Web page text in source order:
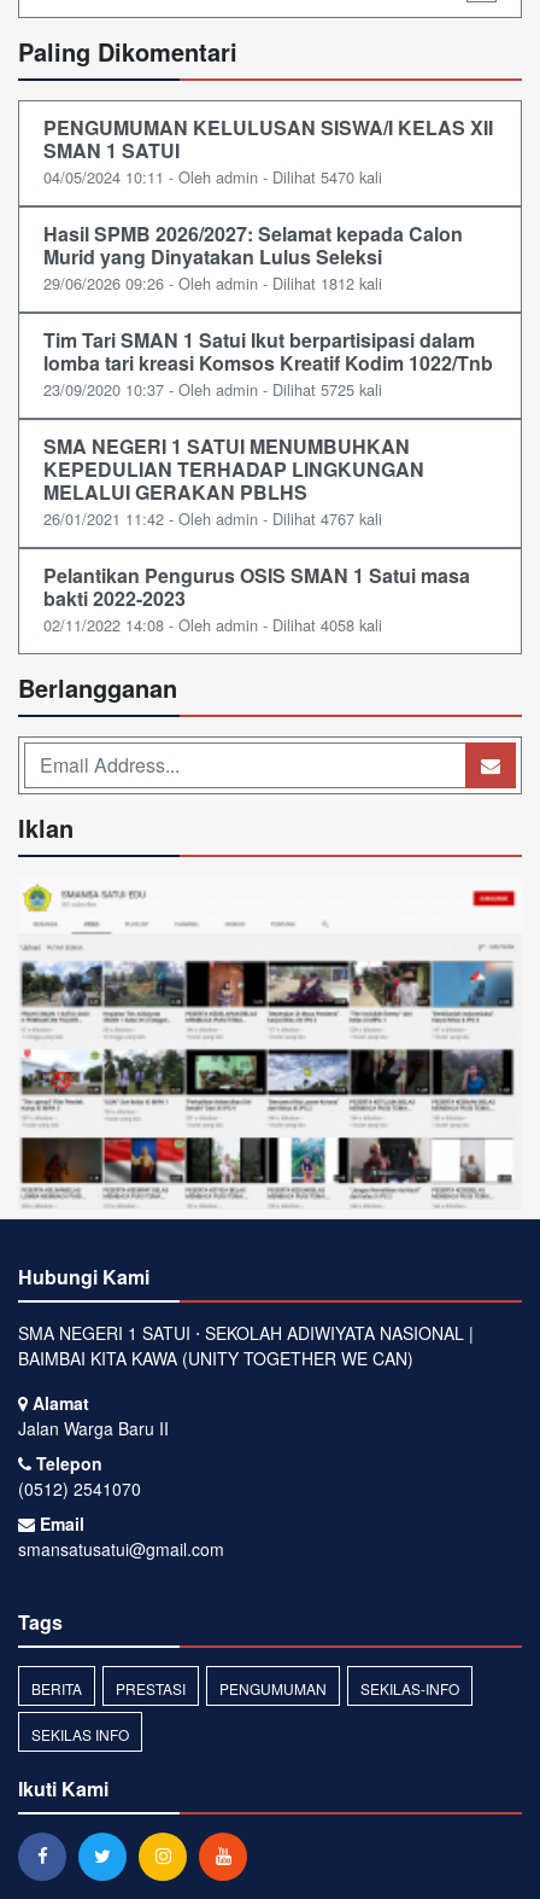
Paling Dikomentari
PENGUMUMAN KELULUSAN SISWA/I KELAS XII
SMAN 1 SATUI
04/05/2024 10:11 - Oleh admin - Dilihat 5470 kali
Hasil SPMB 2026/2027: Selamat kepada Calon
Murid yang Dinyatakan Lulus Seleksi
29/06/2026 09:26 - Oleh admin - Dilihat 1812 kali
Tim Tari SMAN 1 Satui Ikut berpartisipasi dalam
lomba tari kreasi Komsos Kreatif Kodim 1022/Tnb
23/09/2020 10:37 - Oleh admin - Dilihat 5725 kali
SMA NEGERI 1 SATUI MENUMBUHKAN
KEPEDULIAN TERHADAP LINGKUNGAN
MELALUI GERAKAN PBLHS
26/01/2021 11:42 - Oleh admin - Dilihat 4767 kali
Pelantikan Pengurus OSIS SMAN 1 Satui masa
bakti 2022-2023
02/11/2022 14:08 - Oleh admin - Dilihat 4058 kali
Berlangganan
Iklan
Hubungi Kami
SMA NEGERI 1 SATUI ⋅ SEKOLAH ADIWIYATA NASIONAL |
BAIMBAI KITA KAWA (UNITY TOGETHER WE CAN)
Alamat
Jalan Warga Baru II
Telepon
(0512) 2541070
Email
smansatusatui@gmail.com
Tags
BERITA PRESTASI PENGUMUMAN SEKILAS-INFO
SEKILAS INFO
Ikuti Kami